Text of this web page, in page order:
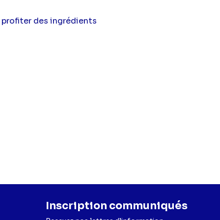
profiter des ingrédients
Inscription communiqués